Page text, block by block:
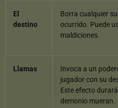
El
destino
Borra cualquier
ocurrido. Puede
maldiciones.
Llamas
Invoca a un
jugador con su
Este efecto
demonio mueran.